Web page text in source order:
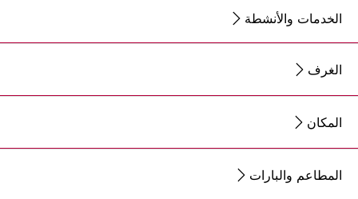
الخدمات والأنشطة
الغرف
المكان
المطاعم والبارات